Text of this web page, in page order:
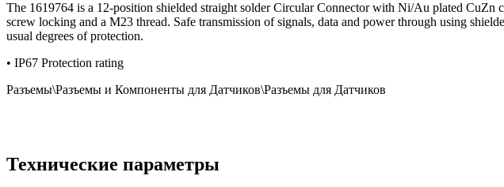
The 1619764 is a 12-position shielded straight solder Circular Connector with Ni/Au plated
screw locking and a M23 thread. Safe transmission of signals, data and power through using
usual degrees of protection.
• IP67 Protection rating
Разъемы\Разъемы и Компоненты для Датчиков\Разъемы для Датчиков
Технические параметры